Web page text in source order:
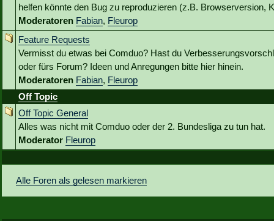
helfen könnte den Bug zu reproduzieren (z.B. Browserversion,
Moderatoren Fabian, Fleurop
Feature Requests
Vermisst du etwas bei Comduo? Hast du
oder fürs Forum? Ideen und Anregungen bitte hier hinein.
Moderatoren Fabian, Fleurop
Off Topic
Off Topic General
Alles was nicht mit Comduo oder der 2. Bundesliga zu tun hat.
Moderator Fleurop
Alle Foren als gelesen markieren